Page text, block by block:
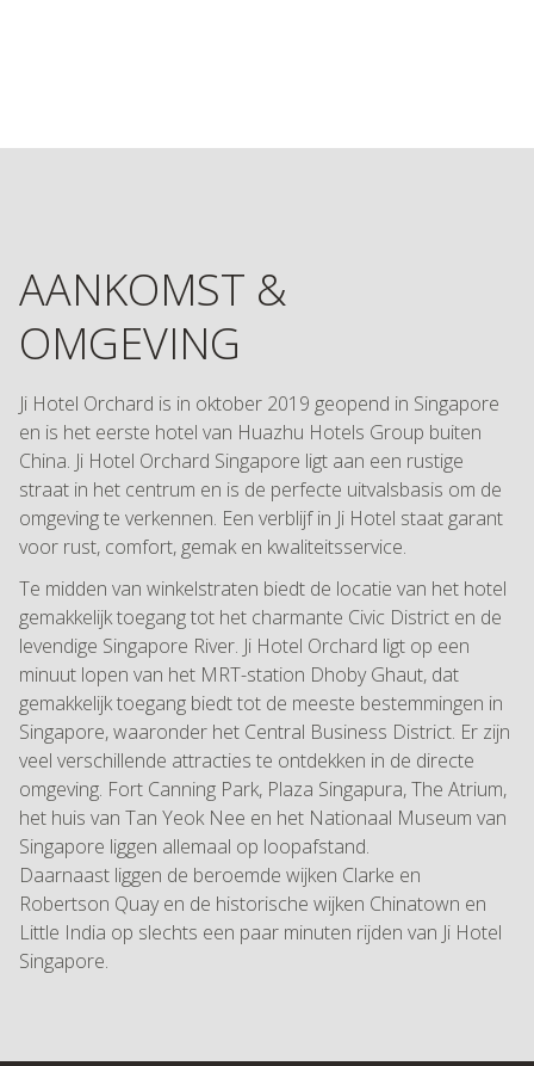
AANKOMST &
OMGEVING
Ji Hotel Orchard is in oktober 2019 geopend in Singapore
en is het eerste hotel van Huazhu Hotels Group buiten
China. Ji Hotel Orchard Singapore ligt aan een rustige
straat in het centrum en is de perfecte uitvalsbasis om de
omgeving te verkennen. Een verblijf in Ji Hotel staat garant
voor rust, comfort, gemak en kwaliteitsservice.
Te midden van winkelstraten biedt de locatie van het hotel
gemakkelijk toegang tot het charmante Civic District en de
levendige Singapore River. Ji Hotel Orchard ligt op een
minuut lopen van het MRT-station Dhoby Ghaut, dat
gemakkelijk toegang biedt tot de meeste bestemmingen in
Singapore, waaronder het Central Business District. Er zijn
veel verschillende attracties te ontdekken in de directe
omgeving. Fort Canning Park, Plaza Singapura, The Atrium,
het huis van Tan Yeok Nee en het Nationaal Museum van
Singapore liggen allemaal op loopafstand.
Daarnaast liggen de beroemde wijken Clarke en
Robertson Quay en de historische wijken Chinatown en
Little India op slechts een paar minuten rijden van Ji Hotel
Singapore.